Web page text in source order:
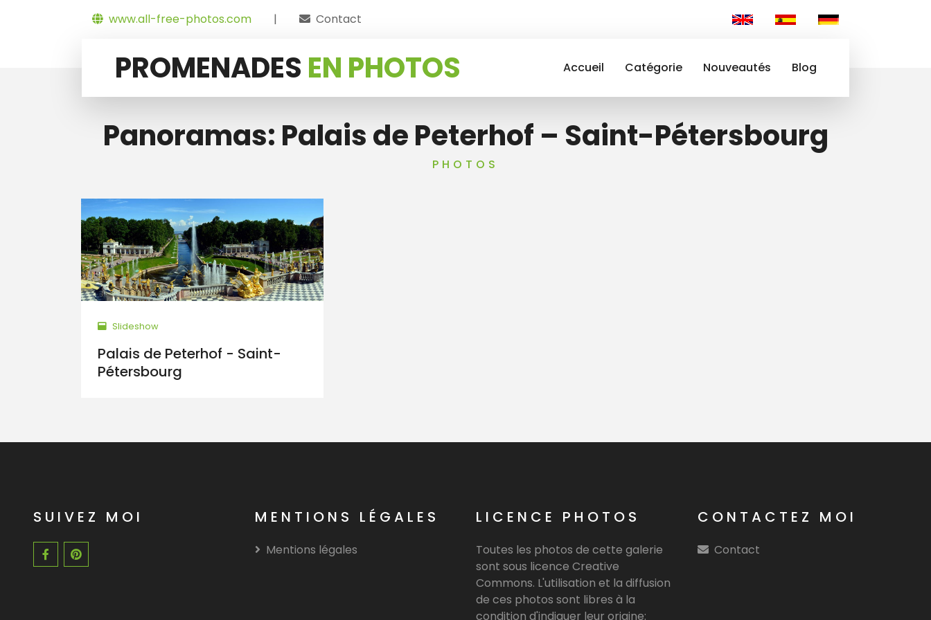
www.all-free-photos.com | Contact
PROMENADES EN PHOTOS Accueil Catégorie Nouveautés Blog
Panoramas: Palais de Peterhof – Saint-Pétersbourg
PHOTOS
Slideshow
Palais de Peterhof - Saint-
Pétersbourg
SUIVEZ MOI MENTIONS LÉGALES
Mentions légales
LICENCE PHOTOS
Toutes les photos de cette galerie
sont sous licence Creative
Commons. L'utilisation et la diffusion
de ces photos sont libres à la
condition d'indiquer leur origine:
CONTACTEZ MOI
Contact